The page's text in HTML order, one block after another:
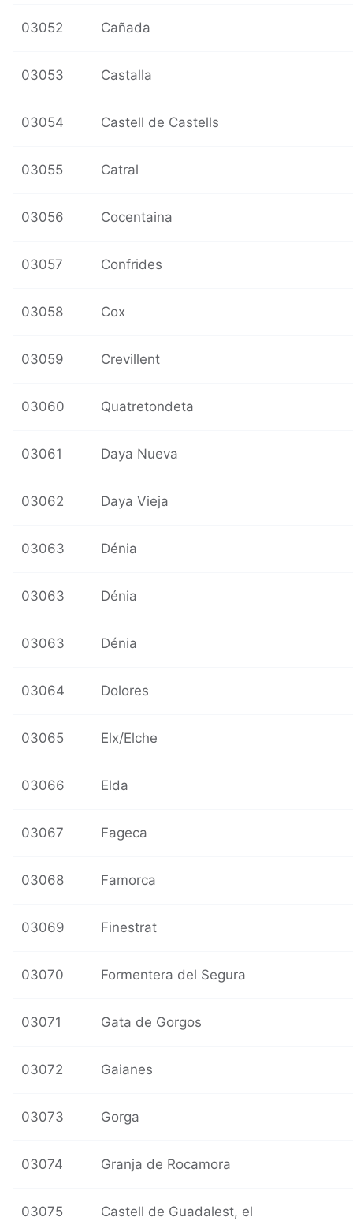
03052 Cañada
03053 Castalla
03054 Castell de Castells
03055 Catral
03056 Cocentaina
03057 Confrides
03058 Cox
03059 Crevillent
03060 Quatretondeta
03061 Daya Nueva
03062 Daya Vieja
03063 Dénia
03063 Dénia
03063 Dénia
03064 Dolores
03065 Elx/Elche
03066 Elda
03067 Fageca
03068 Famorca
03069 Finestrat
03070 Formentera del Segura
03071 Gata de Gorgos
03072 Gaianes
03073 Gorga
03074 Granja de Rocamora
03075 Castell de Guadalest, el